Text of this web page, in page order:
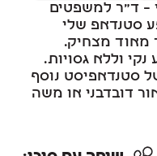
– ד"ר למשפטים
סטנדאפ שלי
מאוד מצחיק.
וללא גסויות.
סטנדאפיסט נוסף
דובדבני או משה